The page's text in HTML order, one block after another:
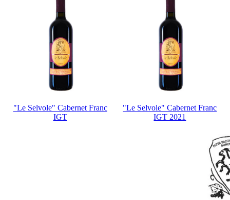
"Le Selvole" Cabernet Franc
IGT
"Le Selvole" Cabernet Franc
IGT 2021